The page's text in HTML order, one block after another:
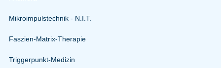
Mikroimpulstechnik - N.I.T.
Faszien-Matrix-Therapie
Triggerpunkt-Medizin